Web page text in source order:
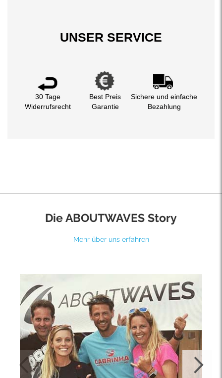
UNSER SERVICE
30 Tage
Widerrufsrecht
Best Preis
Garantie
Sichere und einfache
Bezahlung
Die ABOUTWAVES Story
Mehr über uns erfahren